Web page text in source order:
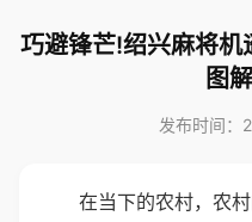
巧避锋芒!绍兴麻将
图
发布时间：
在当下的农村，农